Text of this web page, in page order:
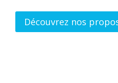
Découvrez nos